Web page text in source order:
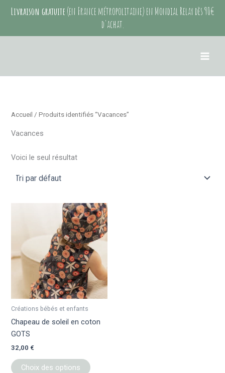
Livraison gratuite (en France métropolitaine) en Mondial Relay dès 90€
d'achat.
Aller
Accueil / Produits identifiés “Vacances”
Vacances
Voici le seul résultat
Créations bébés et enfants
Chapeau de soleil en coton
GOTS
32,00 €
Choix des options
Ce
produit
a
plusieurs
variations.
Les
options
peuvent
du